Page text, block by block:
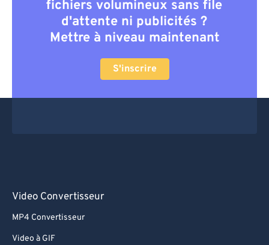
fichiers volumineux sans file
d'attente ni publicités ?
Mettre à niveau maintenant
S'inscrire
Video Convertisseur
MP4 Convertisseur
Video à GIF